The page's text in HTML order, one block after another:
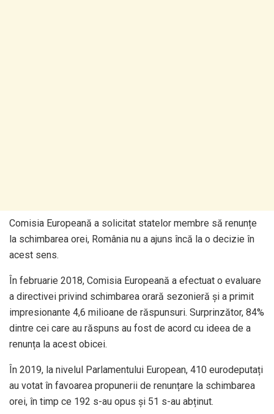
Comisia Europeană a solicitat statelor membre să renunțe
la schimbarea orei, România nu a ajuns încă la o decizie în
acest sens.
În februarie 2018, Comisia Europeană a efectuat o evaluare
a directivei privind schimbarea orară sezonieră și a primit
impresionante 4,6 milioane de răspunsuri. Surprinzător, 84%
dintre cei care au răspuns au fost de acord cu ideea de a
renunța la acest obicei.
În 2019, la nivelul Parlamentului European, 410 eurodeputați
au votat în favoarea propunerii de renunțare la schimbarea
orei, în timp ce 192 s-au opus și 51 s-au abținut.